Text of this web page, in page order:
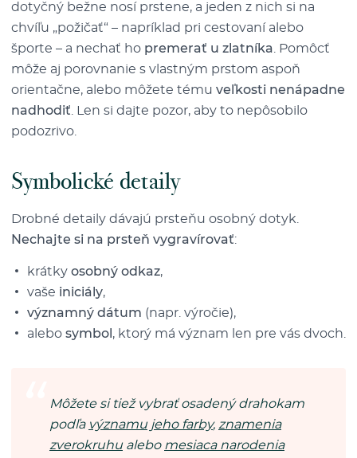
dotyčný bežne nosí prstene, a jeden z nich si na
chvíľu „požičať“ – napríklad pri cestovaní alebo
športe – a nechať ho premerať u zlatníka. Pomôcť
môže aj porovnanie s vlastným prstom aspoň
orientačne, alebo môžete tému veľkosti nenápadne
nadhodiť. Len si dajte pozor, aby to nepôsobilo
podozrivo.
Symbolické detaily
Drobné detaily dávajú prsteňu osobný dotyk.
Nechajte si na prsteň vygravírovať:
krátky osobný odkaz,
vaše iniciály,
významný dátum (napr. výročie),
alebo symbol , ktorý má význam len pre vás dvoch.
Môžete si tiež vybrať osadený drahokam
podľa významu jeho farby, znamenia
zverokruhualebo mesiaca narodenia